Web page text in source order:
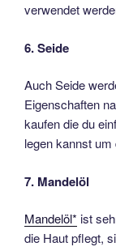
verwendet
6. Seide
Auch Seide
Eigenschaften
kaufen die du
legen kannst
7. Mandelöl
Mandelöl* ist
die Haut pflegt,